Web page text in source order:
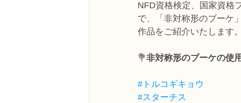
NFD資格検定、国家資格
で、「非対称形のブーケ
作品をご紹介いたします。
💐非対称形のブーケの使
#トルコギキョウ
#スターチス